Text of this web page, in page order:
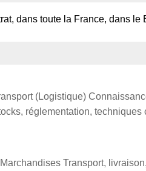
dans toute la France, dans le
(Logistique)
réglementation, techniques
Transport,